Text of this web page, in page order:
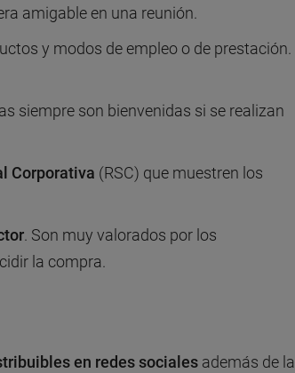
amigable en una reunión.
y modos de empleo o de prestación.
siempre son bienvenidas si se realizan
Corporativa (RSC) que muestren los
. Son muy valorados por los
la compra.
en redes socialesademás de la